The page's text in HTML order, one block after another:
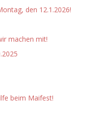
den 12.1.2026!
machen mit!
beim Maifest!